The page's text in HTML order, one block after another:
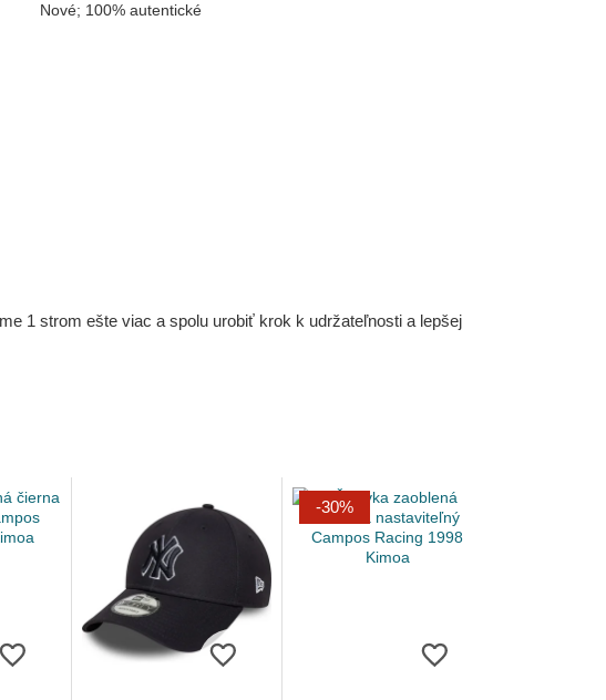
Nové; 100% autentické
1 strom ešte viac a spolu urobiť krok k udržateľnosti a lepšej
-30%